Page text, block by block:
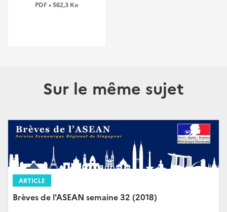
PDF • 562,3 Ko
Sur le même sujet
ARTICLE
Brèves de l'ASEAN semaine 32 (2018)